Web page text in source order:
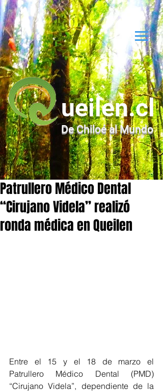
ueilen.cl
De Chiloé al Mundo
Patrullero Médico Dental
“Cirujano Videla” realizó
ronda médica en Queilen
Entre el 15 y el 18 de marzo el
Patrullero Médico Dental (PMD)
“Cirujano Videla”, dependiente de la